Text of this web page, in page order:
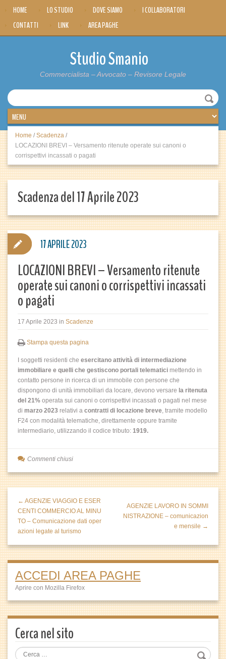
HOME LO STUDIO DOVE SIAMO
I COLLABORATORI
CONTATTI
LINK AREA PAGHE
Studio Smanio
Commercialista – Avvocato – Revisore Legale
Home / Scadenza /
LOCAZIONI BREVI – Versamento ritenute operate sui canoni o
corrispettivi incassati o pagati
Scadenza del 17 Aprile 2023
LOCAZIONI BREVI – Versamento ritenute
operate sui canoni o corrispettivi incassati
o pagati
17 Aprile 2023 in Scadenze
Stampa questa pagina
I soggetti residenti che esercitano attività di intermediazione
immobiliare e quelli che gestiscono portali telematici mettendo in
contatto persone in ricerca di un immobile con persone che
dispongono di unità immobiliari da locare, devono versare la ritenuta
del 21% operata sui canoni o corrispettivi incassati o pagati nel mese
di marzo 2023 relativi a contratti di locazione breve, tramite modello
F24 con modalità telematiche, direttamente oppure tramite
intermediario, utilizzando il codice tributo: 1919.
17 APRILE 2023
Commenti chiusi
← AGENZIE VIAGGIO E ESER
CENTI COMMERCIO AL MINU
TO – Comunicazione dati oper
azioni legate al turismo
AGENZIE LAVORO IN SOMMI
NISTRAZIONE – comunicazion
e mensile →
ACCEDI AREA PAGHE
Aprire con Mozilla Firefox
Cerca nel sito